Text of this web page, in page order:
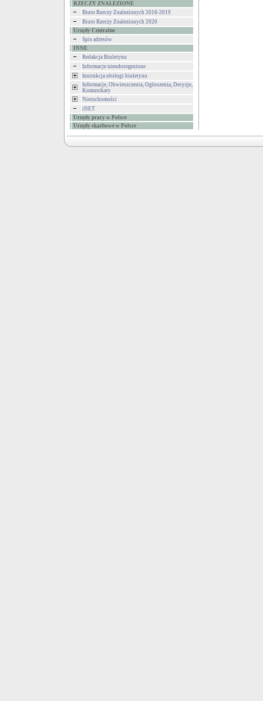
RZECZY ZNALEZIONE
Biuro Rzeczy Znalezionych 2018-2019
Biuro Rzeczy Znalezionych 2020
Urzędy Centralne
Spis adresów
INNE
Redakcja Biuletynu
Informacje nieudostępnione
Instrukcja obsługi biuletynu
Informacje, Obwieszczenia, Ogłoszenia, Decyzje,
Komunikaty
Nieruchomości
iNET
Urzędy pracy w Polsce
Urzędy skarbowe w Polsce